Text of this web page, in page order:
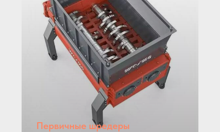
Первичные шредеры